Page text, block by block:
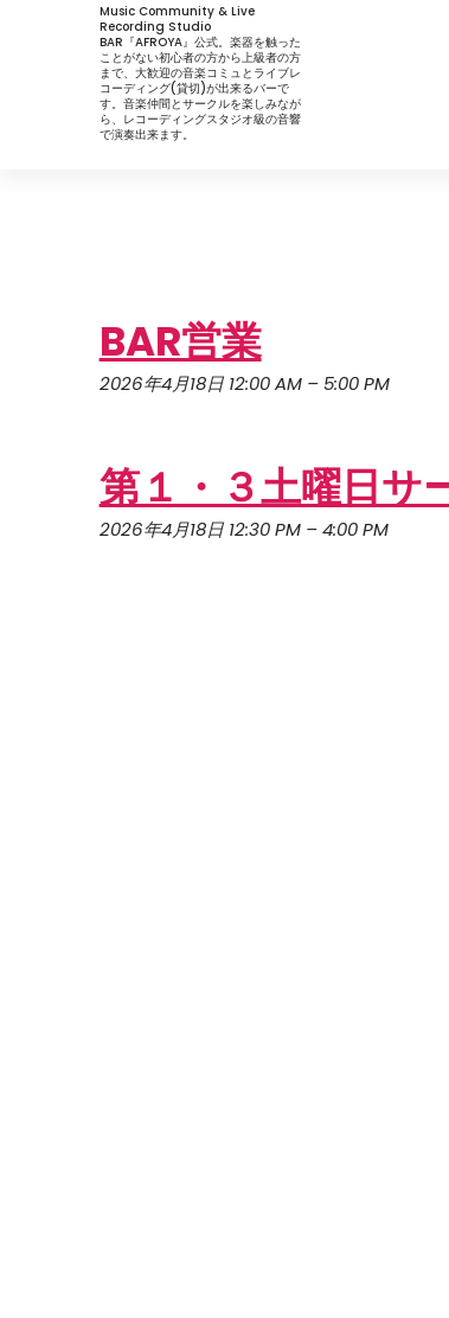
Music Community & Live
Recording Studio
BAR『AFROYA』公式。楽器を触った
ことがない初心者の方から上級者の方
まで、大歓迎の音楽コミュとライブレ
コーディング(貸切)が出来るバーで
す。音楽仲間とサークルを楽しみなが
ら、レコーディングスタジオ級の音響
で演奏出来ます。
BAR営業
2026年4月18日 12:00 AM– 5:00 PM
第１・３土曜日サ
2026年4月18日 12:30 PM–4:00 PM